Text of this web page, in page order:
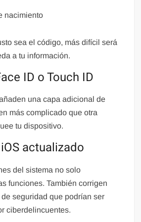
nacimiento
sea el código, más difícil será
a tu información.
ID o Touch ID
una capa adicional de
más complicado que otra
tu dispositivo.
actualizado
del sistema no solo
funciones. También corrigen
seguridad que podrían ser
ciberdelincuentes.